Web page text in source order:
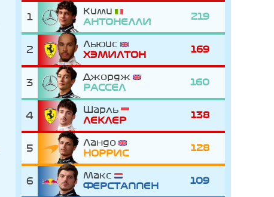
1
Кими
АНТОНЕЛЛИ
219
2
Льюис
ХЭМИЛТОН
169
3
Джордж
РАССЕЛ
160
4
Шарль
ЛЕКЛЕР
138
5
Ландо
НОРРИС
128
6
Макс
ФЕРСТАППЕН
109